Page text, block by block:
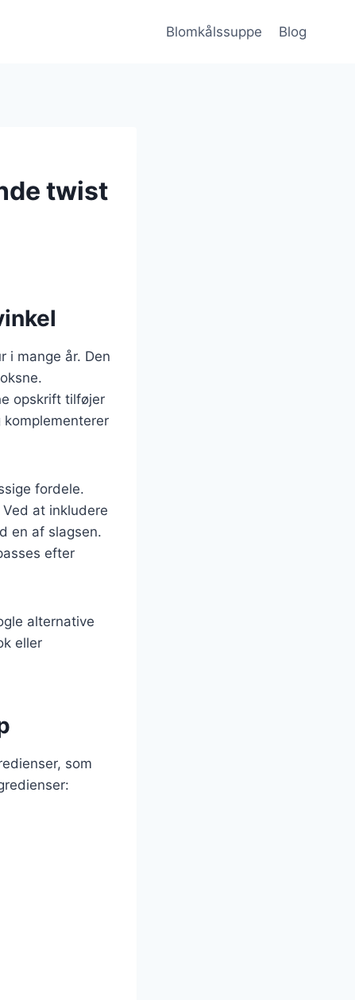
Blomkålssuppe Blog
twist
i mange år. Den
opskrift tilføjer
fordele.
at inkludere
en af slagsen.
efter
alternative
eller
som